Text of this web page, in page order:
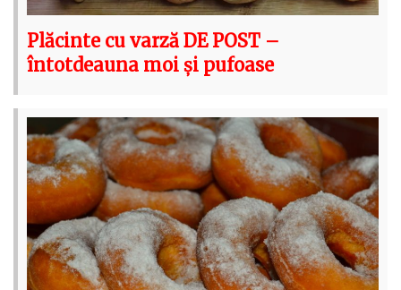
Plăcinte cu varză DE POST –
întotdeauna moi și pufoase